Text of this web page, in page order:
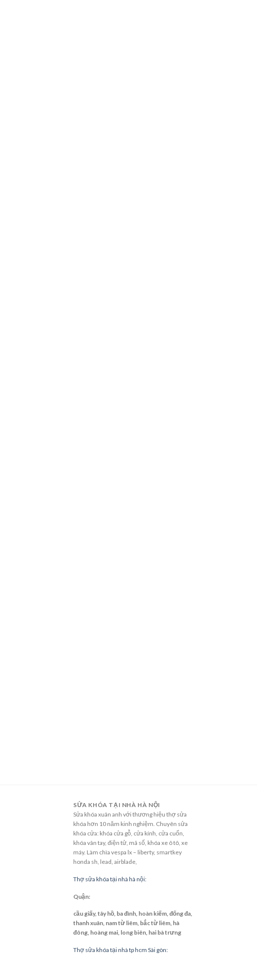
SỬA KHÓA TẠI NHÀ HÀ NỘI
Sửa khóa xuân anh với thương hiệu thợ sửa
khóa hơn 10 năm kinh nghiệm. Chuyên sửa
khóa cửa: khóa cửa gỗ, cửa kính, cửa cuốn,
khóa vân tay, điện tử, mã số, khóa xe ô tô, xe
máy. Làm chìa vespa lx – liberty, smartkey
honda sh, lead, airblade,
Thợ sửa khóa tại nhà hà nội:
Quận:
cầu giấy, tây hồ, ba đình, hoàn kiếm, đống đa,
thanh xuân, nam từ liêm, bắc từ liêm, hà
đông, hoàng mai, long biên, hai bà trưng
Thợ sửa khóa tại nhà tp hcm Sài gòn: